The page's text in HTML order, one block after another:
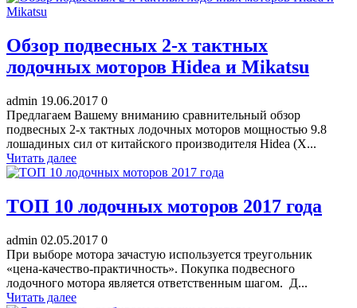
Обзор подвесных 2-х тактных
лодочных моторов Hidea и Mikatsu
admin 19.06.2017 0
Предлагаем Вашему вниманию сравнительный обзор
подвесных 2-х тактных лодочных моторов мощностью 9.8
лошадиных сил от китайского производителя Hidea (Х...
Читать далее
ТОП 10 лодочных моторов 2017 года
admin 02.05.2017 0
При выборе мотора зачастую используется треугольник
«цена-качество-практичность». Покупка подвесного
лодочного мотора является ответственным шагом. Д...
Читать далее